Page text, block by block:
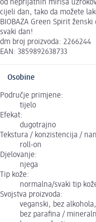
od neprijatnih mirisa
cijeli dan, tako da možete
BIOBAZA Green Spirit
svaki dan!
dm broj proizvoda: 2266244
EAN: 3859892638733
Osobine
Područje primjene:
tijelo
Efekat:
dugotrajno
Tekstura / konzistencija /
roll-on
Djelovanje:
njega
Tip kože:
normalna/svaki tip
Svojstva proizvoda:
veganski, bez
bez parafina /